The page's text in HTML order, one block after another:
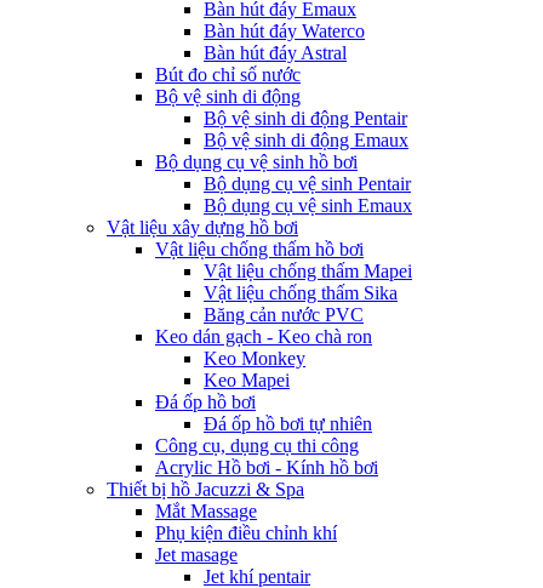
Bàn hút đáy Emaux
Bàn hút đáy Waterco
Bàn hút đáy Astral
Bút đo chỉ số nước
Bộ vệ sinh di động
Bộ vệ sinh di động Pentair
Bộ vệ sinh di động Emaux
Bộ dụng cụ vệ sinh hồ bơi
Bộ dụng cụ vệ sinh Pentair
Bộ dụng cụ vệ sinh Emaux
Vật liệu xây dựng hồ bơi
Vật liệu chống thấm hồ bơi
Vật liệu chống thấm Mapei
Vật liệu chống thấm Sika
Băng cản nước PVC
Keo dán gạch - Keo chà ron
Keo Monkey
Keo Mapei
Đá ốp hồ bơi
Đá ốp hồ bơi tự nhiên
Công cụ, dụng cụ thi công
Acrylic Hồ bơi - Kính hồ bơi
Thiết bị hồ Jacuzzi & Spa
Mắt Massage
Phụ kiện điều chỉnh khí
Jet masage
Jet khí pentair